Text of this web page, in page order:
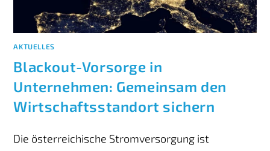
AKTUELLES
Blackout-Vorsorge in
Unternehmen: Gemeinsam den
Wirtschaftsstandort sichern
Die österreichische Stromversorgung ist